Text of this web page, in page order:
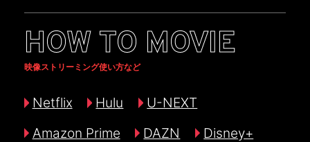
HOW TO MOVIE
映像ストリーミング使い方など
Netflix Hulu
U-NEXT
Amazon Prime
DAZN
Disney+